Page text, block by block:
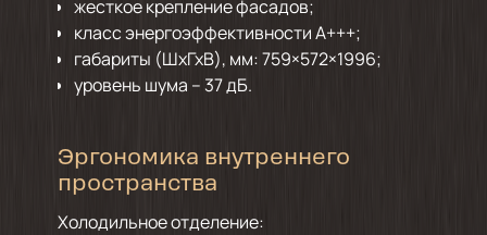
жесткое крепление фасадов;
класс энергоэффективности А+++;
габариты (ШхГхВ), мм: 759×572×1996;
уровень шума – 37 дБ.
Эргономика внутреннего
пространства
Холодильное отделение: